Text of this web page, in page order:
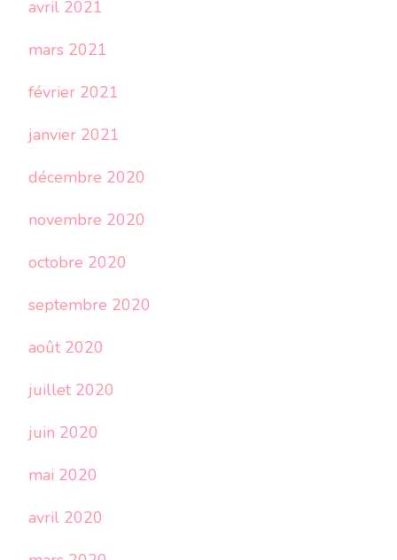
avril 2021
mars 2021
février 2021
janvier 2021
décembre 2020
novembre 2020
octobre 2020
septembre 2020
août 2020
juillet 2020
juin 2020
mai 2020
avril 2020